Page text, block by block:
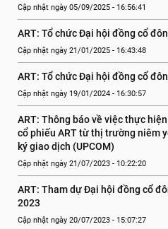
Cập nhật ngày 05/09/2025 - 16:56:41
ART: Tổ chức Đại hội đồng cổ
Cập nhật ngày 21/01/2025 - 16:43:48
ART: Tổ chức Đại hội đồng cổ
Cập nhật ngày 19/01/2024 - 16:30:57
ART: Thông báo về việc thực
cổ phiếu ART từ thị trường niêm
ký giao dịch (UPCOM)
Cập nhật ngày 21/07/2023 - 10:22:20
ART: Tham dự Đại hội đồng cổ
2023
Cập nhật ngày 20/07/2023 - 15:07:27